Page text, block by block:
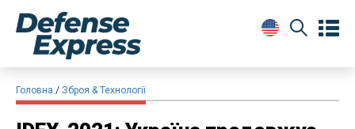
Головна Зброя & Технології